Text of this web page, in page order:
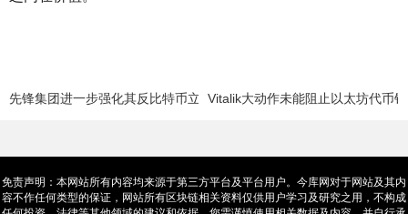
先锋集团进一步强化其反比特币立场，强调其软弱性及缺乏内在价值。
Vitalik大动作未能阻止以太坊代币
免责声明：本网站所有内容均来源于第三方平台及平台用户。今库网对于网站及其内
容不作任何类型的保证，网站所有区块链相关资料仅供用户学习及研究之用，不构成